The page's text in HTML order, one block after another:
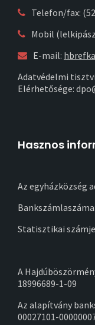
Telefon/fax:
Mobil
E-mail:
Adatvédelmi
Elérhetősége:
Hasznos
Az egyházközség
Statisztikai
A
18996689-1-09
Az alapítvány
00027101-